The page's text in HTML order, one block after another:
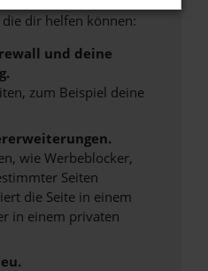
dir helfen können:
und deine
zum Beispiel deine
wie Werbeblocker,
Seiten
die Seite in einem
in einem privaten